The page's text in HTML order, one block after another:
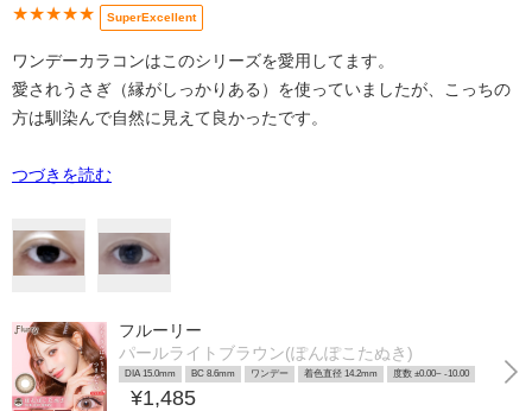
★★★★★ SuperExcellent
ワンデーカラコンはこのシリーズを愛用してます。
愛されうさぎ（縁がしっかりある）を使っていましたが、こっちの
方は馴染んで自然に見えて良かったです。
つづきを読む
フルーリー
パールライトブラウン(ぽんぽこたぬき)
DIA 15.0mm BC 8.6mm ワンデー 着色直径 14.2mm 度数 ±0.00~ -10.00
¥1,485